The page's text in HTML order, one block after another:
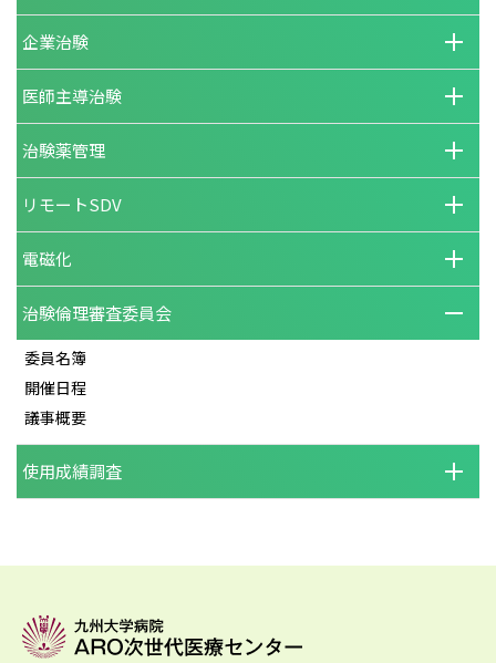
企業治験
医師主導治験
治験薬管理
リモートSDV
電磁化
治験倫理審査委員会
委員名簿
開催日程
議事概要
使用成績調査